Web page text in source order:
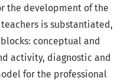
the development of the
is substantiated,
conceptual and
activity, diagnostic and
for the professional